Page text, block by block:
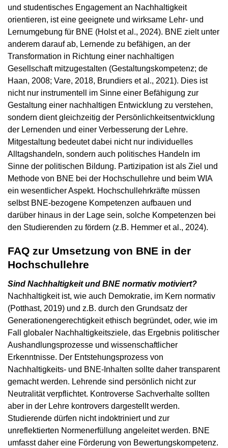
und studentisches Engagement an Nachhaltigkeit
orientieren, ist eine geeignete und wirksame Lehr- und
Lernumgebung für BNE (Holst et al., 2024). BNE zielt unter
anderem darauf ab, Lernende zu befähigen, an der
Transformation in Richtung einer nachhaltigen
Gesellschaft mitzugestalten (Gestaltungskompetenz; de
Haan, 2008; Vare, 2018, Brundiers et al., 2021). Dies ist
nicht nur instrumentell im Sinne einer Befähigung zur
Gestaltung einer nachhaltigen Entwicklung zu verstehen,
sondern dient gleichzeitig der Persönlichkeitsentwicklung
der Lernenden und einer Verbesserung der Lehre.
Mitgestaltung bedeutet dabei nicht nur individuelles
Alltagshandeln, sondern auch politisches Handeln im
Sinne der politischen Bildung. Partizipation ist als Ziel und
Methode von BNE bei der Hochschullehre und beim WIA
ein wesentlicher Aspekt. Hochschullehrkräfte müssen
selbst BNE-bezogene Kompetenzen aufbauen und
darüber hinaus in der Lage sein, solche Kompetenzen bei
den Studierenden zu fördern (z.B. Hemmer et al., 2024).
FAQ zur Umsetzung von BNE in der
Hochschullehre
Sind Nachhaltigkeit und BNE normativ motiviert?
Nachhaltigkeit ist, wie auch Demokratie, im Kern normativ
(Potthast, 2019) und z.B. durch den Grundsatz der
Generationengerechtigkeit ethisch begründet, oder, wie im
Fall globaler Nachhaltigkeitsziele, das Ergebnis politischer
Aushandlungsprozesse und wissenschaftlicher
Erkenntnisse. Der Entstehungsprozess von
Nachhaltigkeits- und BNE-Inhalten sollte daher transparent
gemacht werden. Lehrende sind persönlich nicht zur
Neutralität verpflichtet. Kontroverse Sachverhalte sollten
aber in der Lehre kontrovers dargestellt werden.
Studierende dürfen nicht indoktriniert und zur
unreflektierten Normenerfüllung angeleitet werden. BNE
umfasst daher eine Förderung von Bewertungskompetenz.